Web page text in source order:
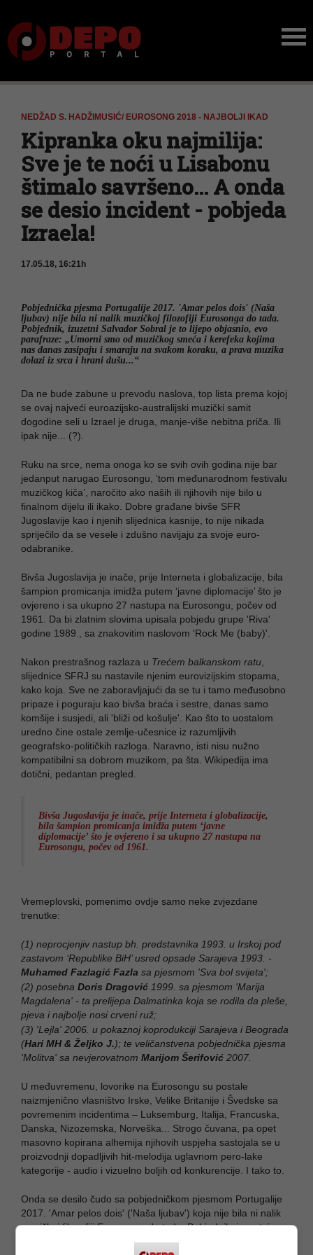
NEDŽAD S. HADŽIMUSIĆ/ EUROSONG 2018 - NAJBOLJI IKAD
Kipranka oku najmilija:
Sve je te noći u Lisabonu
štimalo savršeno... A onda
se desio incident - pobjeda
Izraela!
17.05.18, 16:21h
Pobjednička pjesma Portugalije 2017. 'Amar pelos dois' (Naša
ljubav) nije bila ni nalik muzičkoj filozofiji Eurosonga do tada.
Pobjednik, izuzetni Salvador Sobral je to lijepo objasnio, evo
parafraze: „Umorni smo od muzičkog smeća i kerefeka kojima
nas danas zasipaju i smaraju na svakom koraku, a prava muzika
dolazi iz srca i hrani dušu...“
Da ne bude zabune u prevodu naslova, top lista prema kojoj
se ovaj najveći euroazijsko-australijski muzički samit
dogodine seli u Izrael je druga, manje-više nebitna priča. Ili
ipak nije... (?).
Ruku na srce, nema onoga ko se svih ovih godina nije bar
jedanput narugao Eurosongu, ‘tom međunarodnom festivalu
muzičkog kiča’, naročito ako naših ili njihovih nije bilo u
finalnom dijelu ili ikako. Dobre građane bivše SFR
Jugoslavije kao i njenih slijednica kasnije, to nije nikada
spriječilo da se vesele i zdušno navijaju za svoje euro-
odabranike.
Bivša Jugoslavija je inače, prije Interneta i globalizacije, bila
šampion promicanja imidža putem ‘javne diplomacije’ što je
ovjereno i sa ukupno 27 nastupa na Eurosongu, počev od
1961. Da bi zlatnim slovima upisala pobjedu grupe 'Riva'
godine 1989., sa znakovitim naslovom 'Rock Me (baby)'.
Nakon prestrašnog razlaza u Trećem balkanskom ratu
slijednice SFRJ su nastavile njenim eurovizijskim stopama,
kako koja. Sve ne zaboravljajući da se tu i tamo međusobno
pripaze i poguraju kao bivša braća i sestre, danas samo
komšije i susjedi, ali 'bliži od košulje'. Kao što to uostalom
uredno čine ostale zemlje-učesnice iz razumljivih
geografsko-političkih razloga. Naravno, isti nisu nužno
kompatibilni sa dobrom muzikom, pa šta. Wikipedija ima
dotični, pedantan pregled.
Bivša Jugoslavija je inače, prije Interneta i globalizacije,
bila šampion promicanja imidža putem ‘javne
diplomacije’ što je ovjereno i sa ukupno 27 nastupa na
Eurosongu, počev od 1961.
Vremeplovski, pomenimo ovdje samo neke zvjezdane
trenutke:
(1) neprocjenjiv nastup bh. predstavnika 1993. u Irskoj pod
zastavom ‘Republike BiH’ usred opsade Sarajeva 1993. -
Muhamed Fazlagić Fazla sa pjesmom 'Sva bol svijeta';
(2) posebna Doris Dragović 1999. sa pjesmom 'Marija
Magdalena' - ta prelijepa Dalmatinka koja se rodila da pleše,
pjeva i najbolje nosi crveni ruž;
(3) 'Lejla' 2006. u pokaznoj koprodukciji Sarajeva i Beograda
(Hari MH & Željko J.); te veličanstvena pobjednička pjesma
'Molitva' sa nevjerovatnom Marijom Šerifović 2007.
U međuvremenu, lovorike na Eurosongu su postale
naizmjenično vlasništvo Irske, Velike Britanije i Švedske sa
povremenim incidentima – Luksemburg, Italija, Francuska,
Danska, Nizozemska, Norveška... Strogo čuvana, pa opet
masovno kopirana alhemija njihovih uspjeha sastojala se u
proizvodnji dopadljivih hit-melodija uglavnom pero-lake
kategorije - audio i vizuelno boljih od konkurencije. I tako to.
Onda se desilo čudo sa pobjedničkom pjesmom Portugalije
2017. 'Amar pelos dois' ('Naša ljubav') koja nije bila ni nalik
muzičkoj filozofiji Eurosonga do tada. Pobjednik, izuzetni
je to lijepo objasnio, evo parafraze: